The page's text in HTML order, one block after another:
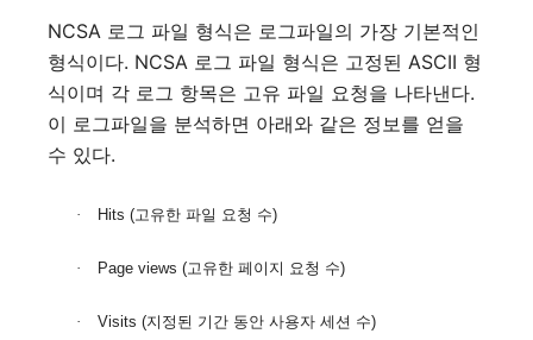
NCSA 로그 파일 형식은 로그파일의 가장 기본적인
형식이다. NCSA 로그 파일 형식은 고정된 ASCII 형
식이며 각 로그 항목은 고유 파일 요청을 나타낸다.
이 로그파일을 분석하면 아래와 같은 정보를 얻을
수 있다.
· Hits (고유한 파일 요청 수)
· Page views (고유한 페이지 요청 수)
· Visits (지정된 기간 동안 사용자 세션 수)